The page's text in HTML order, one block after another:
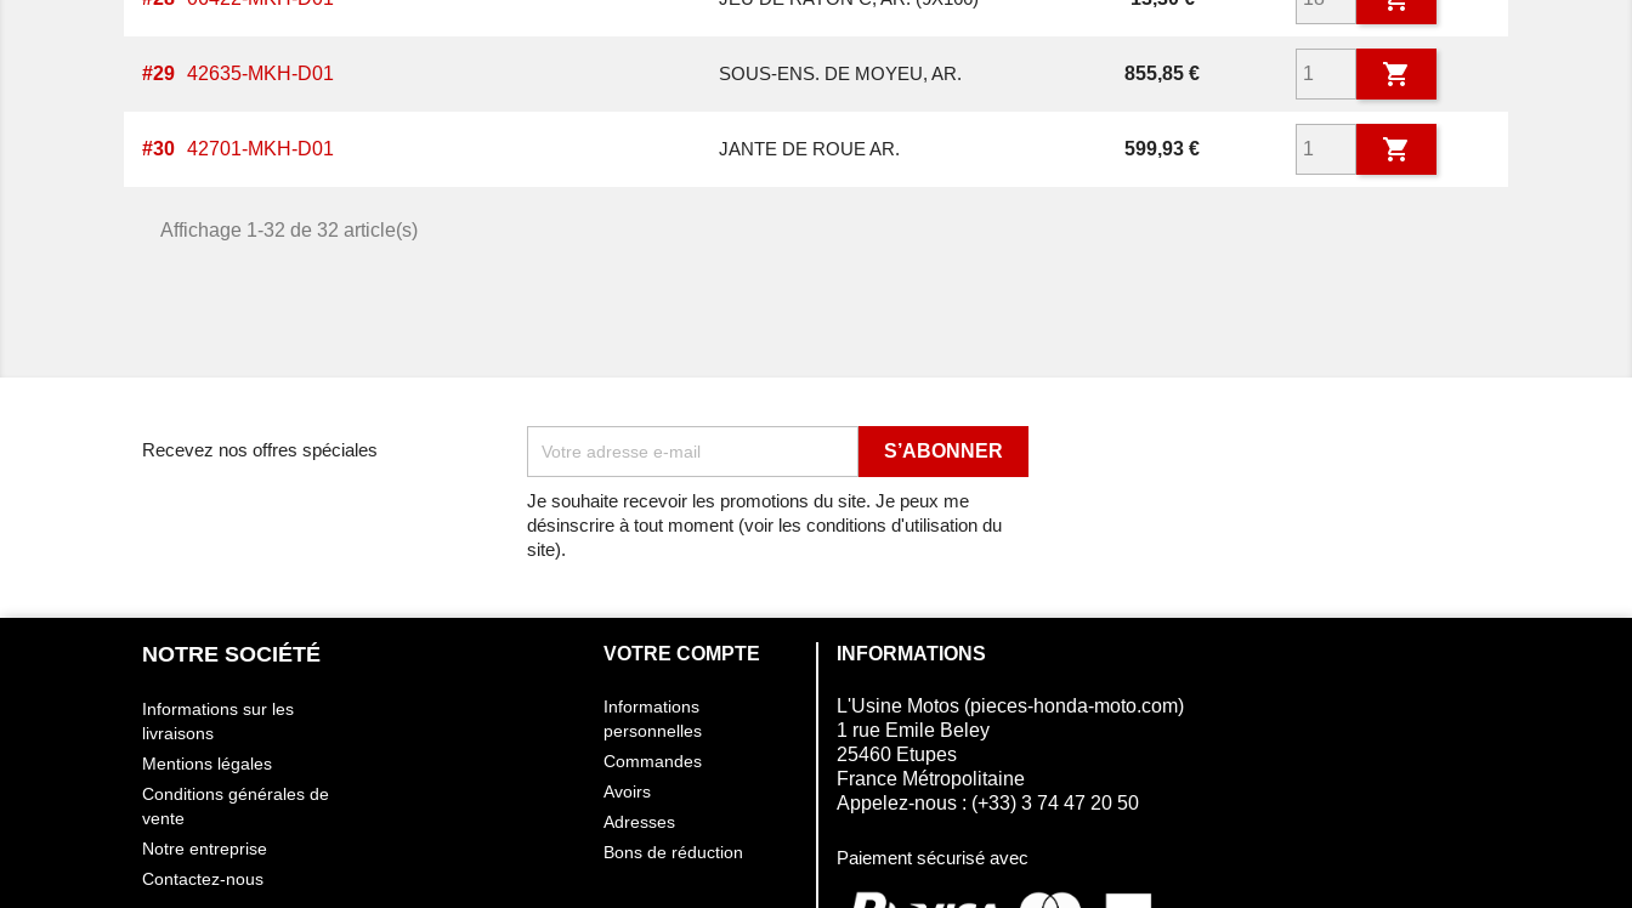
#29 42635-MKH-D01 SOUS-ENS. DE MOYEU, AR. Prix
855,85 € 
#30 42701-MKH-D01 JANTE DE ROUE AR. Prix
599,93 € 
Affichage 1-32 de 32 article(s)
Recevez nos offres spéciales
Je souhaite recevoir les promotions du site. Je peux me
désinscrire à tout moment (voir les conditions d'utilisation du
site).
NOTRE SOCIÉTÉ
Informations sur les
livraisons
Mentions légales
Conditions générales de
vente
Notre entreprise
Contactez-nous
VOTRE COMPTE
Informations
personnelles
Commandes
Avoirs
Adresses
Bons de réduction
INFORMATIONS
L'Usine Motos (pieces-honda-moto.com)
1 rue Emile Beley
25460 Etupes
France Métropolitaine
Appelez-nous : (+33) 3 74 47 20 50
Paiement sécurisé avec